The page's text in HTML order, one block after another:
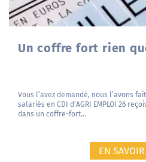
Un coffre fort rien
Vous l’avez demandé, nous l’avons
salariés en CDI d’AGRI EMPLOI 26
dans un coffre-fort...
EN